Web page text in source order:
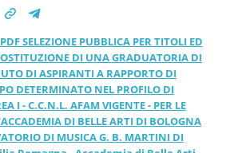
A
DI
A TEMPO
AFAM
- PER LE ESIGENZE
DI BELLE
E DEL
SELEZIONE PUBBLICA PER TITOLI ED
DI UNA GRADUATORIA DI
DI ASPIRANTI A RAPPORTO DI
DETERMINATO NEL PROFILO DI
I - C.C.N.L. AFAM VIGENTE - PER LE
DI BELLE ARTI DI BOLOGNA
DI MUSICA G. B. MARTINI DI